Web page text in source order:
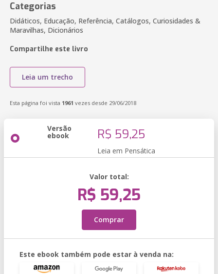
Categorias
Didáticos, Educação, Referência, Catálogos, Curiosidades &
Maravilhas, Dicionários
Compartilhe este livro
Leia um trecho
Esta página foi vista 1961 vezes desde 29/06/2018
Versão
ebook R$ 59,25
Leia em Pensática
Valor total:
R$ 59,25
Comprar
Este ebook também pode estar à venda na: